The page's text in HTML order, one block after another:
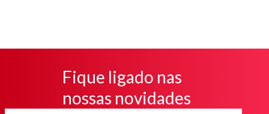
Fique ligado nas
nossas novidades